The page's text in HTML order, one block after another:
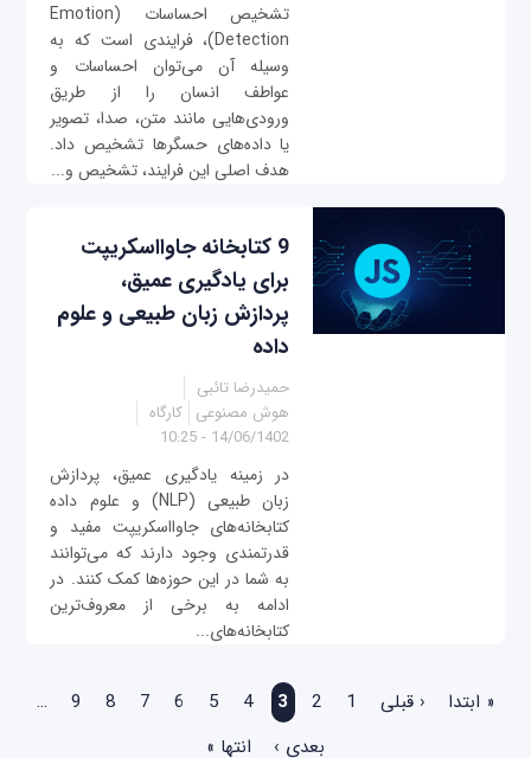
تشخیص احساسات (Emotion
Detection)، فرایندی است که به
وسیله آن می‌توان احساسات و
عواطف انسان را از طریق
ورودی‌هایی مانند متن، صدا، تصویر
یا داده‌های حسگرها تشخیص داد.
هدف اصلی این فرایند، تشخیص و...
9 کتابخانه جاوااسکریپت
برای یادگیری عمیق،
پردازش زبان طبیعی و علوم
داده
حمیدرضا تائبی
هوش مصنوعی کارگاه
14/06/1402 - 10:25
در زمینه یادگیری عمیق، پردازش
زبان طبیعی (NLP) و علوم داده
کتابخانه‌های جاوااسکریپت مفید و
قدرتمندی وجود دارند که می‌توانند
به شما در این حوزه‌ها کمک کنند. در
ادامه به برخی از معروف‌ترین
کتابخانه‌های...
« ابتدا ‹ قبلی 1
2
3
4
5
6
7
8
9
…
بعدی ›
انتها »